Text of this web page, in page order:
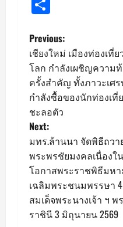
P
o
s
t
n
a
v
i
Previous:
เชียงใหม่ เมืองท่องเที่
โลก กำลังเผชิญความ
ครั้งสำคัญ ทั้งภาวะเศ
กำลังซื้อของนักท่องเที่
ชะลอตัว
Next:
มทร.ล้านนา จัดพิธีถวา
พระพรชัยมงคลเนื่องใน
โอกาสพระราชพิธีมห
เฉลิมพระชนมพรรษา
สมเด็จพระนางเจ้า ฯ พ
ราชินี 3 มิถุนายน 2569